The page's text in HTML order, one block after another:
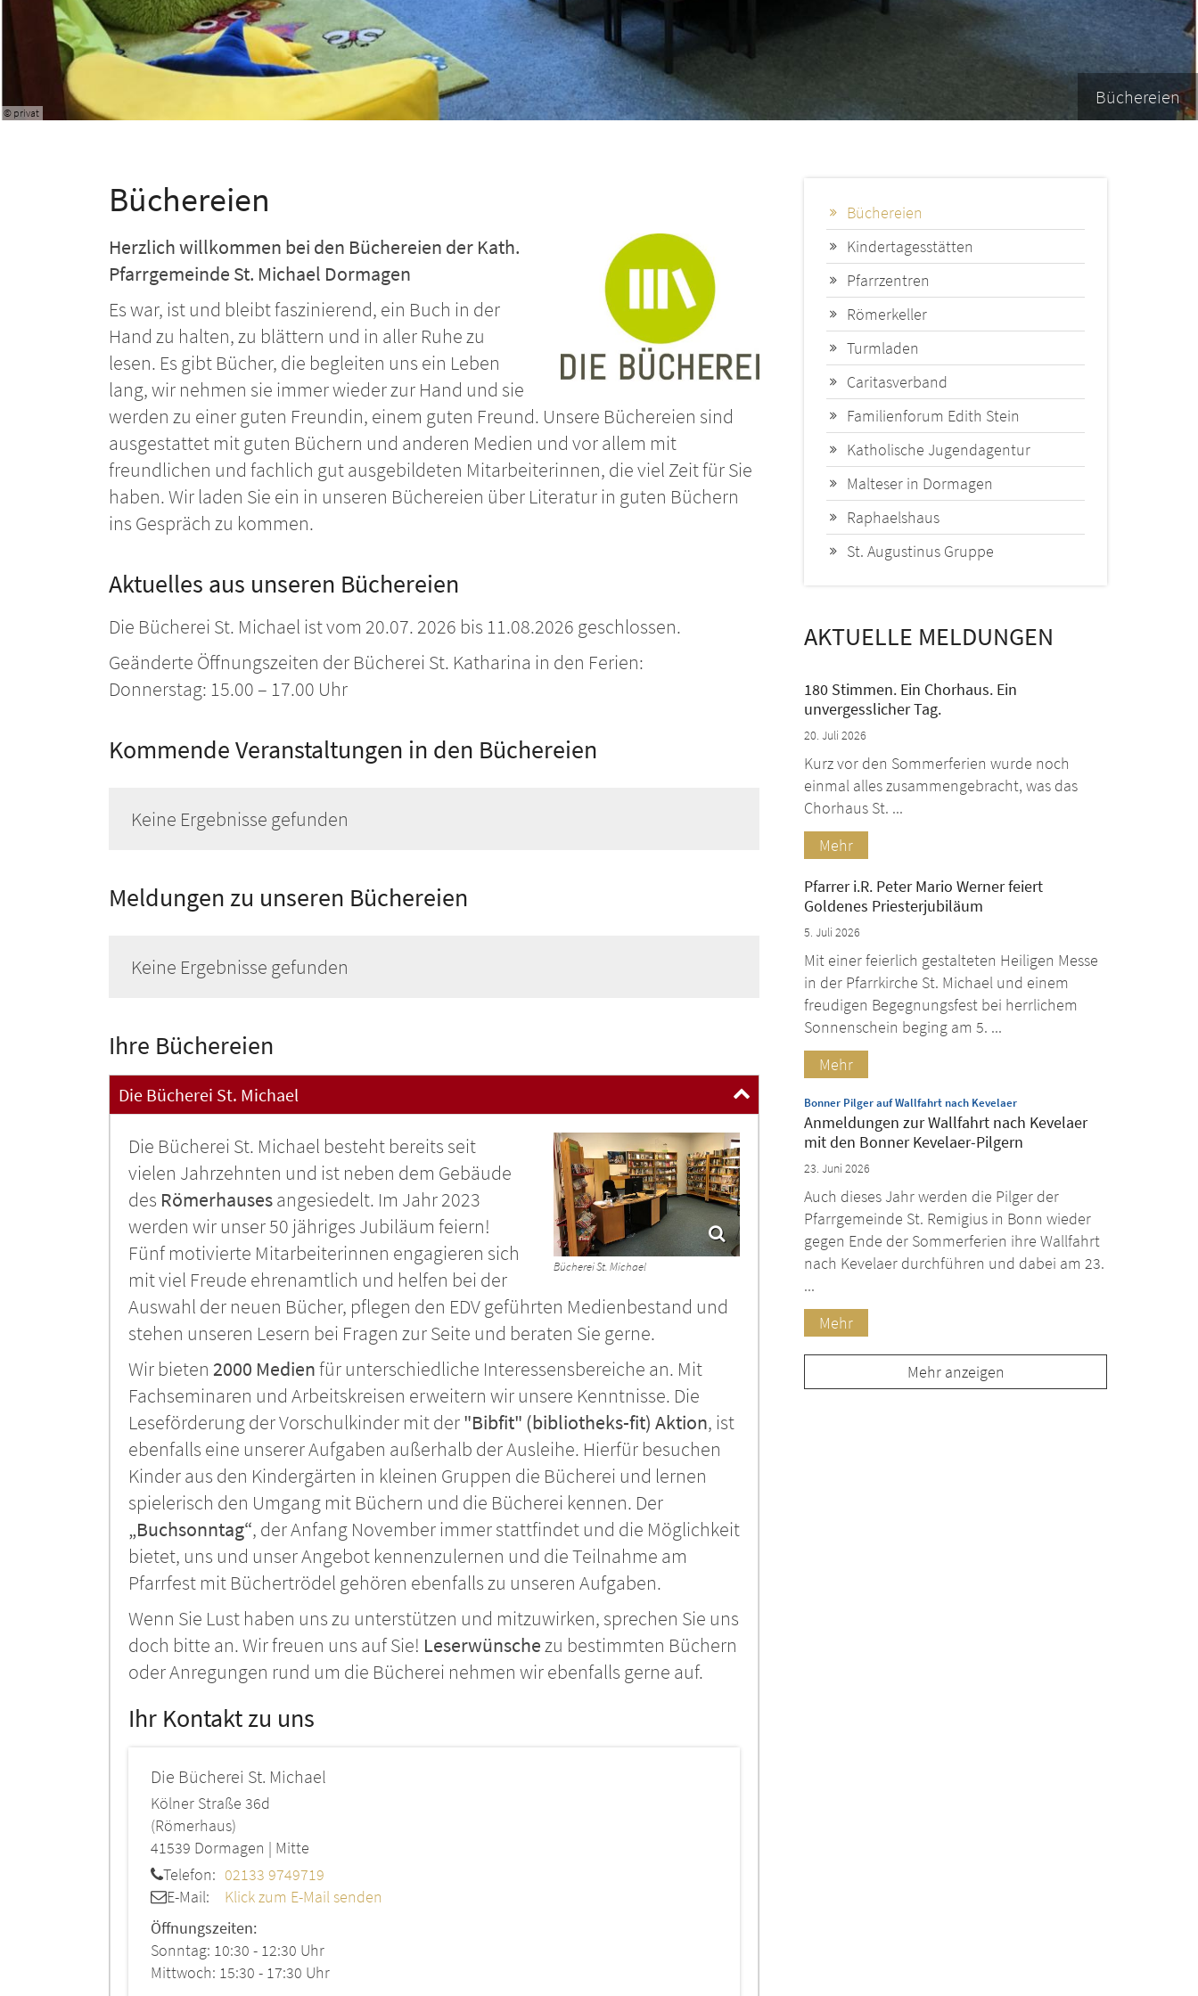
© privat
Büchereien
Büchereien
Herzlich willkommen bei den Büchereien der Kath.
Pfarrgemeinde St. Michael Dormagen
Es war, ist und bleibt faszinierend, ein Buch in der
Hand zu halten, zu blättern und in aller Ruhe zu
lesen. Es gibt Bücher, die begleiten uns ein Leben
lang, wir nehmen sie immer wieder zur Hand und sie
werden zu einer guten Freundin, einem guten Freund. Unsere Büchereien sind
ausgestattet mit guten Büchern und anderen Medien und vor allem mit
freundlichen und fachlich gut ausgebildeten Mitarbeiterinnen, die viel Zeit für Sie
haben. Wir laden Sie ein in unseren Büchereien über Literatur in guten Büchern
ins Gespräch zu kommen.
Aktuelles aus unseren Büchereien
Die Bücherei St. Michael ist vom 20.07. 2026 bis 11.08.2026 geschlossen.
Geänderte Öffnungszeiten der Bücherei St. Katharina in den Ferien:
Donnerstag: 15.00 – 17.00 Uhr
Kommende Veranstaltungen in den Büchereien
Keine Ergebnisse gefunden
Meldungen zu unseren Büchereien
Keine Ergebnisse gefunden
Ihre Büchereien
Die Bücherei St. Michael
Bücherei St. Michael
Die Bücherei St. Michael besteht bereits seit
vielen Jahrzehnten und ist neben dem Gebäude
des Römerhausesangesiedelt. Im Jahr 2023
werden wir unser 50 jähriges Jubiläum feiern!
Fünf motivierte Mitarbeiterinnen engagieren sich
mit viel Freude ehrenamtlich und helfen bei der
Auswahl der neuen Bücher, pflegen den EDV geführten Medienbestand und
stehen unseren Lesern bei Fragen zur Seite und beraten Sie gerne.
Wir bieten 2000 Medienfür unterschiedliche Interessensbereiche an. Mit
Fachseminaren und Arbeitskreisen erweitern wir unsere Kenntnisse. Die
Leseförderung der Vorschulkinder mit der"Bibfit" (bibliotheks-fit) Aktion, ist
ebenfalls eine unserer Aufgaben außerhalb der Ausleihe. Hierfür besuchen
Kinder aus den Kindergärten in kleinen Gruppen die Bücherei und lernen
spielerisch den Umgang mit Büchern und die Bücherei kennen. Der
„Buchsonntag“, der Anfang November immer stattfindet und die Möglichkeit
bietet, uns und unser Angebot kennenzulernen und die Teilnahme am
Pfarrfest mit Büchertrödel gehören ebenfalls zu unseren Aufgaben.
Wenn Sie Lust haben uns zu unterstützen und mitzuwirken, sprechen Sie uns
doch bitte an. Wir freuen uns auf Sie! Leserwünschezu bestimmten Büchern
oder Anregungen rund um die Bücherei nehmen wir ebenfalls gerne auf.
Ihr Kontakt zu uns
Die Bücherei St. Michael
Kölner Straße 36d
(Römerhaus)
41539 Dormagen | Mitte
Telefon: 02133 9749719
E-Mail:
Klick zum E-Mail senden
Öffnungszeiten:
Sonntag: 10:30 - 12:30 Uhr
Mittwoch: 15:30 - 17:30 Uhr
Büchereien
Kindertagesstätten
Pfarrzentren
Römerkeller
Turmladen
Caritasverband
Familienforum Edith Stein
Katholische Jugendagentur
Malteser in Dormagen
Raphaelshaus
St. Augustinus Gruppe
AKTUELLE MELDUNGEN
180 Stimmen. Ein Chorhaus. Ein
unvergesslicher Tag.
20. Juli 2026
Kurz vor den Sommerferien wurde noch
einmal alles zusammengebracht, was das
Chorhaus St. ...
Mehr
Pfarrer i.R. Peter Mario Werner feiert
Goldenes Priesterjubiläum
5. Juli 2026
Mit einer feierlich gestalteten Heiligen Messe
in der Pfarrkirche St. Michael und einem
freudigen Begegnungsfest bei herrlichem
Sonnenschein beging am 5. ...
Mehr
Bonner Pilger auf Wallfahrt nach Kevelaer:
Anmeldungen zur Wallfahrt nach Kevelaer
mit den Bonner Kevelaer-Pilgern
23. Juni 2026
Auch dieses Jahr werden die Pilger der
Pfarrgemeinde St. Remigius in Bonn wieder
gegen Ende der Sommerferien ihre Wallfahrt
nach Kevelaer durchführen und dabei am 23.
...
Mehr
Mehr anzeigen